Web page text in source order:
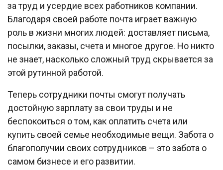
за труд и усердие всех работников компании.
Благодаря своей работе почта играет важную
роль в жизни многих людей: доставляет письма,
посылки, заказы, счета и многое другое. Но никто
не знает, насколько сложный труд скрывается за
этой рутинной работой.
Теперь сотрудники почты смогут получать
достойную зарплату за свои труды и не
беспокоиться о том, как оплатить счета или
купить своей семье необходимые вещи. Забота о
благополучии своих сотрудников – это забота о
самом бизнесе и его развитии.